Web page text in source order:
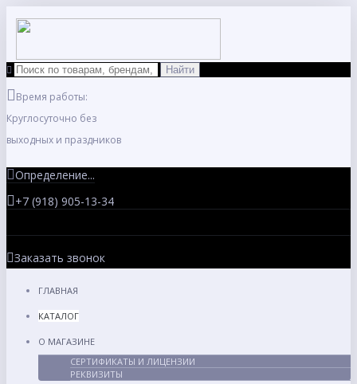
Время работы:
Круглосуточно без
выходных и праздников
Определение...
+7 (918) 905-13-34
Заказать звонок
ГЛАВНАЯ
КАТАЛОГ
О МАГАЗИНЕ
СЕРТИФИКАТЫ И ЛИЦЕНЗИИ
РЕКВИЗИТЫ